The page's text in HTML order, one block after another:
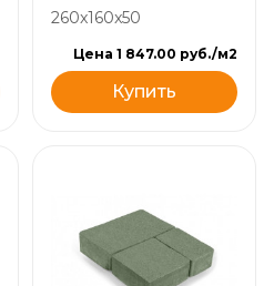
260x160x50
Цена 1 847.00 руб./м2
Купить